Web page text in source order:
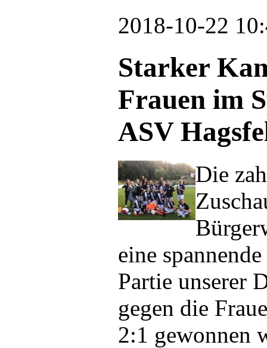
2018-10-22
Starker
Frauen im
ASV
Die
eine
Partie unserer
gegen die
2:1 gewonnen